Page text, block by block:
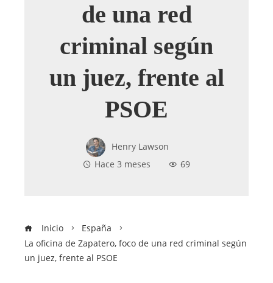
de una red
criminal según
un juez, frente al
PSOE
Henry Lawson
Hace 3 meses
69
Inicio
España
La oficina de Zapatero, foco de una red criminal según
un juez, frente al PSOE